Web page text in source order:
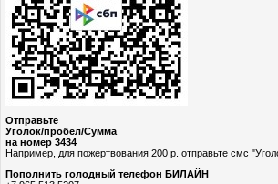
Отправьте
Уголок/пробел/Сумма
на номер 3434
Например, для пожертвования 200 р. отправьте смс
Пополнить голодный телефон БИЛАЙН